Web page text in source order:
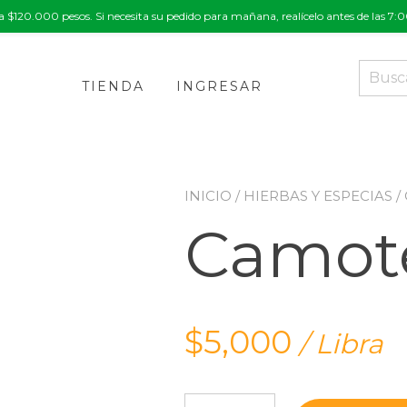
TIENDA INGRESAR
Buscar
por:
INICIO / HIERBAS Y ESPECIAS /
$5,000 / Libra
Camote cantidad
pesos. Si necesita su pedido para mañana, realícelo antes de las